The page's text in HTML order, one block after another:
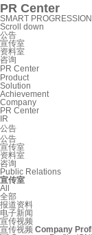
PR Center
SMART
Scroll down
公告
宣传室
资料室
咨询
PR Center
Product
Solution
Achievement
Company
PR Center
IR
公告
公告
宣传室
资料室
咨询
Public Relations
宣传室
All
全部
报道资料
电子新闻
宣传视频
宣传视频 Company